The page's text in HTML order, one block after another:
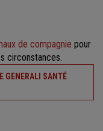
de compagnie pour
circonstances.
GENERALI SANTÉ